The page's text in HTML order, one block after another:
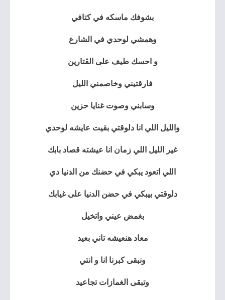
بشوفك ماسكه في كتافي
وهمشي لوحدي في الشارع
و احسك طيف على الڤتارين
فارقتيني وخاصمني الليل
وسابني وصوت غنايا حزين
والليل اللي انا دلوقتي بقيت عايشه لوحدي
غير الليل اللي زمان انا عيشته قصاد بابك
اللي اتعود يبكي في حضنك من الدنيا دي
دلوقتي بيبكي في حضن الدنيا على غيابك
بغمض عيني واتخيل
معاد هنعيشه تاني بعيد
ونبقى كبرنا انا و انتي
وتبقى الغمازات تجاعيد